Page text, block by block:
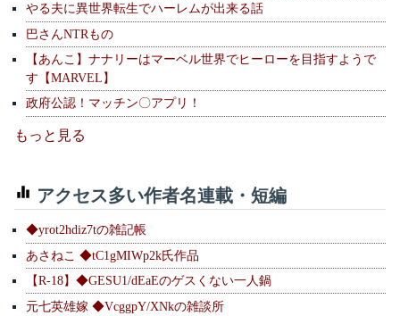
やる夫に異世界転生でハーレムが出来る話
巴さんNTRもの
【あんこ】ナナリーはマーベル世界でヒーローを目指すようで
す【MARVEL】
政府公認！マッチン〇アプリ！
もっと見る
アクセス多い作者名連載・短編
◆yrot2hdiz7tの雑記帳
あさねこ ◆tC1gMIWp2k氏作品
【R-18】◆GESU1/dEaEのゲスくない一人鍋
元七英雄嫁 ◆VcggpY/XNkの雑談所